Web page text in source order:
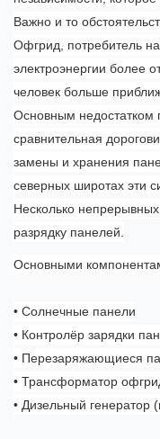
Важно и то
Офгрид, потребитель
электроэнергии более
человек больше
Основным недостатком
сравнительная
замены и хранения
северных широтах эти
Несколько
разрядку панелей.
Основными
• Солнечные панели
• Контролёр зарядки
• Перезаряжающиеся
• Трансформатор
• Дизельный генератор